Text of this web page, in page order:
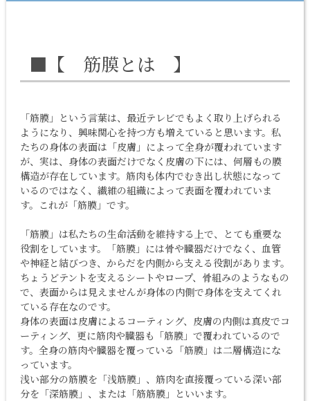
■【 筋膜とは 】
「筋膜」という言葉は、最近テレビでもよく取り上げられる
ようになり、興味関心を持つ方も増えていると思います。私
たちの身体の表面は「皮膚」によって全身が覆われています
が、実は、身体の表面だけでなく皮膚の下には、何層もの膜
構造が存在しています。筋肉も体内でむき出し状態になって
いるのではなく、繊維の組織によって表面を覆われていま
す。これが「筋膜」です。
「筋膜」は私たちの生命活動を維持する上で、とても重要な
役割をしています。「筋膜」には骨や臓器だけでなく、血管
や神経と結びつき、からだを内側から支える役割があります。
ちょうどテントを支えるシートやロープ、骨組みのようなもの
で、表面からは見えませんが身体の内側で身体を支えてくれ
ている存在なのです。
身体の表面は皮膚によるコーティング、皮膚の内側は真皮でコ
ーティング、更に筋肉や臓器も「筋膜」で覆われているので
す。全身の筋肉や臓器を覆っている「筋膜」は二層構造にな
っています。
浅い部分の筋膜を「浅筋膜」、筋肉を直接覆っている深い部
分を「深筋膜」、または「筋筋膜」といいます。